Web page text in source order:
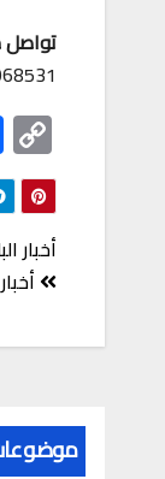
تواصل
أخبار البلد
أخبار